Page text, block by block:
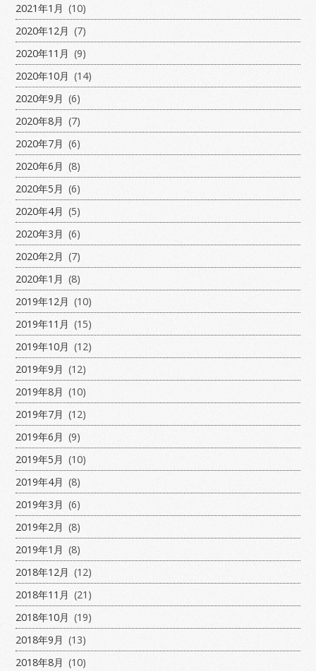
2021年1月 (10)
2020年12月 (7)
2020年11月 (9)
2020年10月 (14)
2020年9月 (6)
2020年8月 (7)
2020年7月 (6)
2020年6月 (8)
2020年5月 (6)
2020年4月 (5)
2020年3月 (6)
2020年2月 (7)
2020年1月 (8)
2019年12月 (10)
2019年11月 (15)
2019年10月 (12)
2019年9月 (12)
2019年8月 (10)
2019年7月 (12)
2019年6月 (9)
2019年5月 (10)
2019年4月 (8)
2019年3月 (6)
2019年2月 (8)
2019年1月 (8)
2018年12月 (12)
2018年11月 (21)
2018年10月 (19)
2018年9月 (13)
2018年8月 (10)